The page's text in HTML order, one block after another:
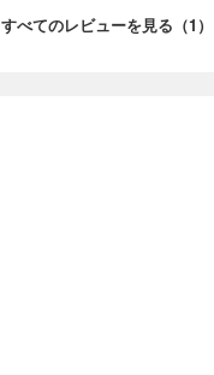
すべてのレビューを見る（1）